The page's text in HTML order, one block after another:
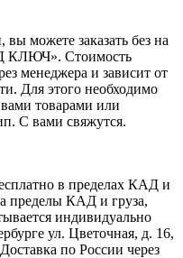
можете заказать без на
КЛЮЧ». Стоимость
менеджера и зависит от
Для этого необходимо
товарами или
С вами свяжутся.
в пределах КАД и
пределы КАД и груза,
индивидуально
ул. Цветочная, д. 16,
по России через